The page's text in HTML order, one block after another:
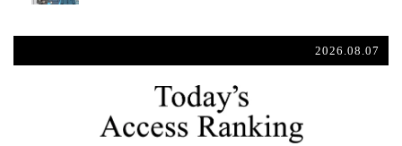
2026.08.07